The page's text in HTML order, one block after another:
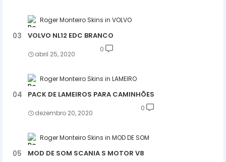
Roger Monteiro Skins VOLVO
VOLVO NL12 EDC BRANCO
abril 25, 2020
0
Roger Monteiro Skins LAMEIRO
PACK DE LAMEIROS PARA CAMINHÕES
dezembro 20, 2020
0
Roger Monteiro Skins MOD DE SOM
MOD DE SOM SCANIA S MOTOR V8